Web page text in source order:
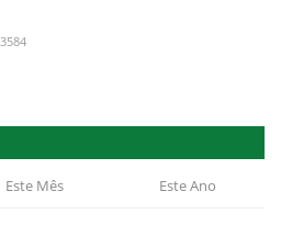
3584
Este Mês Este Ano